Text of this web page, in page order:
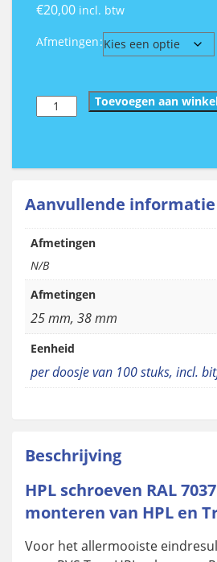
€20,00 incl. btw
Afmetingen
Schroeven
stofgrijs
Toevoegen aan
Aanvullende informatie
Afmetingen
N/B
Afmetingen
25 mm, 38 mm
Eenheid
per doosje van 100 stuks, incl.
Beschrijving
HPL schroeven RAL
monteren van HPL en
Voor het allermooiste